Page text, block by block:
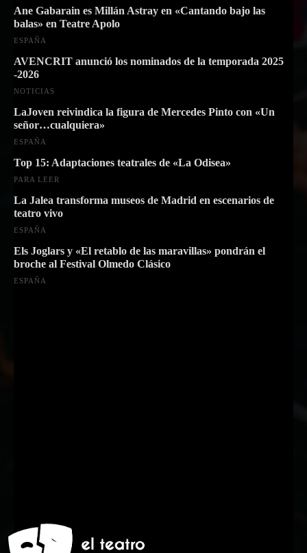
Ane Gabarain es Millán Astray en «Cantando bajo las
balas» en Teatre Apolo
ESPAÑA
AVENCRIT anunció los nominados de la temporada 2025
-2026
NOTICIAS
LaJoven reivindica la figura de Mercedes Pinto con «Un
señor…cualquiera»
ESPAÑA
Top 15: Adaptaciones teatrales de «La Odisea»
PARA LEER
La Jalea transforma museos de Madrid en escenarios de
teatro vivo
ESPAÑA
Els Joglars y «El retablo de las maravillas» pondrán el
broche al Festival Olmedo Clásico
ESPAÑA